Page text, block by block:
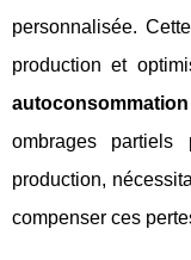
personnalisée.
production et
ombrages partiels
production,
compenser ces